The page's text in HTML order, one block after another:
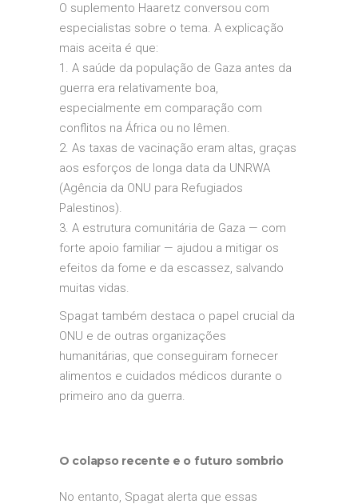
O suplemento Haaretz conversou com
especialistas sobre o tema. A explicação
mais aceita é que:
1. A saúde da população de Gaza antes da
guerra era relativamente boa,
especialmente em comparação com
conflitos na África ou no Iêmen.
2. As taxas de vacinação eram altas, graças
aos esforços de longa data da UNRWA
(Agência da ONU para Refugiados
Palestinos).
3. A estrutura comunitária de Gaza — com
forte apoio familiar — ajudou a mitigar os
efeitos da fome e da escassez, salvando
muitas vidas.
Spagat também destaca o papel crucial da
ONU e de outras organizações
humanitárias, que conseguiram fornecer
alimentos e cuidados médicos durante o
primeiro ano da guerra.
O colapso recente e o futuro sombrio
No entanto, Spagat alerta que essas